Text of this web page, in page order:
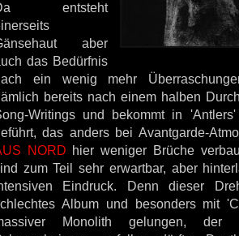
entsteht
aber
das Bedürfnis
ein wenig mehr
bereits nach einem halben
Writings und bekommt in
das anders bei Avantgarde-
NORD hier weniger Brüche
zum Teil sehr erwartbar, aber
Eindruck. Denn dieser
Album und besonders mit
Monolith gelungen,